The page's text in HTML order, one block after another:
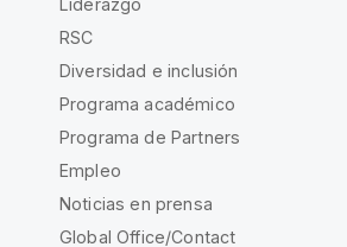
RSC
Diversidad e inclusión
Programa académico
Programa de Partners
Empleo
Noticias en prensa
Global Office/Contact